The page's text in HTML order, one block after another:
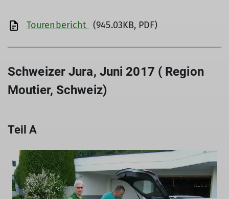
Tourenbericht (945.03KB, PDF)
Schweizer Jura, Juni 2017 ( Region
Moutier, Schweiz)
Teil A